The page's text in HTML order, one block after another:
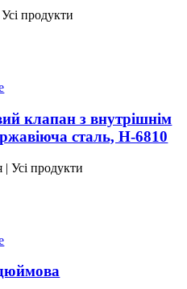
Усі продукти
клапан з внутрішнім
сталь, H-6810
Усі продукти